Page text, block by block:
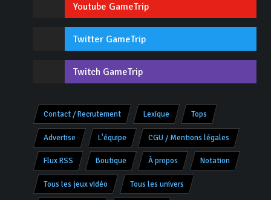
Youtube GameTrip
Twitter GameTrip
Twitch GameTrip
Contact / Recrutement Lexique Tops
Advertise L'équipe CGU / Mentions légales
Flux RSS Boutique À propos Notation
Tous les jeux vidéo Tous les univers